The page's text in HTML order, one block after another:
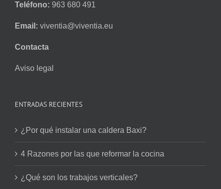
Teléfono: 963 680 491
Email: viventia@viventia.eu
Contacta
Aviso legal
ENTRADAS RECIENTES
¿Por qué instalar una caldera Baxi?
4 Razones por las que reformar la cocina
¿Qué son los trabajos verticales?